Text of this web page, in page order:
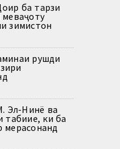
ба тарзи
меваҷоту
зимистон
рушди
Эл-Нинё ва
табиие, ки ба
мерасонанд